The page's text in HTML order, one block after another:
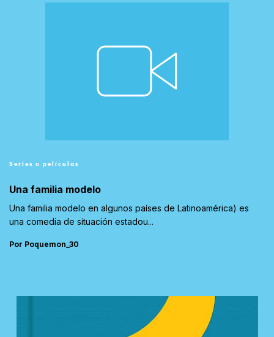
Series o películas
Una familia modelo
Una familia modelo en algunos países de Latinoamérica) es
una comedia de situación estadou...
Por Poquemon_30